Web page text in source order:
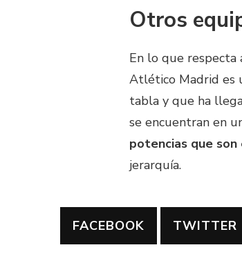
Otros
En lo que respecta
Atlético Madrid es
tabla y que ha
se encuentran en
potencias que
jerarquía.
FACEBOOK TWITTER